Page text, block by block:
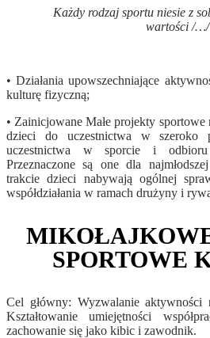
Każdy rodzaj sportu niesie z
wartości /…/
• Działania upowszechniające
kulturę fizyczną;
• Zainicjowane Małe projekty
dzieci do uczestnictwa w szeroko
uczestnictwa w sporcie i odbioru
Przeznaczone są one dla
trakcie dzieci nabywają ogólnej
współdziałania w ramach drużyny i
SPORTOWE
Cel główny: Wyzwalanie aktywności
Kształtowanie umiejętności
zachowanie się jako kibic i zawodnik.